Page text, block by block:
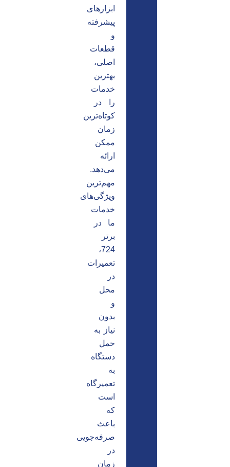
ابزارهای
پیشرفته
و
قطعات
اصلی،
بهترین
خدمات
را در
کوتاه‌ترین
زمان
ممکن
ارائه
می‌دهد.
مهم‌ترین
ویژگی‌های
خدمات
ما در
برتر
724،
تعمیرات
در
محل
و
بدون
نیاز به
حمل
دستگاه
به
تعمیرگاه
است
که
باعث
صرفه‌جویی
در
زمان